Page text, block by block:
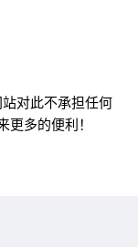
对此不承担任何
多的便利！